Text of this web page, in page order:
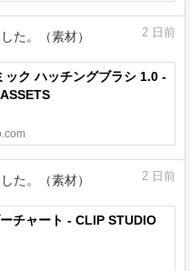
た。（素材） 2 日前
ック ハッチングブラシ 1.0 -
た。（素材） 2 日前
チャート - CLIP STUDIO